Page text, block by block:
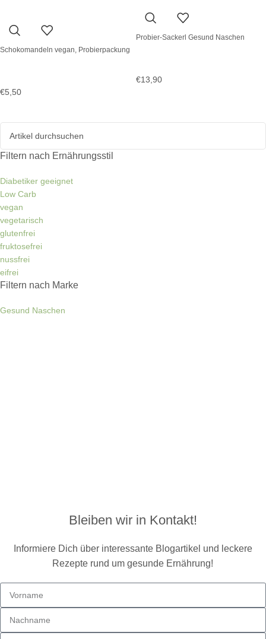
Filtern nach Ernährungsstil
Diabetiker geeignet
Low Carb
vegan
vegetarisch
glutenfrei
fruktosefrei
nussfrei
eifrei
Filtern nach Marke
Gesund Naschen
Schokomandeln vegan, Probierpackung
€5,50
Probier-Sackerl Gesund Naschen
€13,90
Bleiben wir in Kontakt!
Informiere Dich über interessante Blogartikel und leckere
Rezepte rund um gesunde Ernährung!